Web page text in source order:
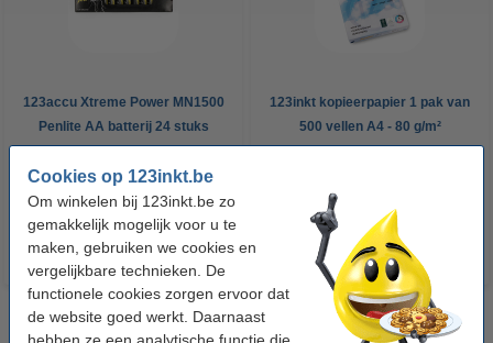
Cookies op 123inkt.be
Om winkelen bij 123inkt.be zo
gemakkelijk mogelijk voor u te
maken, gebruiken we cookies en
vergelijkbare technieken. De
functionele cookies zorgen ervoor dat
de website goed werkt. Daarnaast
123accu Xtreme Power MN1500
Penlite AA batterij 24 stuks
€ 14,95 Incl. 21% btw
123inkt kopieerpapier 1 pak van
500 vellen A4 - 80 g/m²